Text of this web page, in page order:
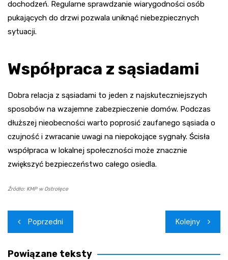
dochodzeń. Regularne sprawdzanie wiarygodności osób
pukających do drzwi pozwala uniknąć niebezpiecznych
sytuacji.
Współpraca z sąsiadami
Dobra relacja z sąsiadami to jeden z najskuteczniejszych
sposobów na wzajemne zabezpieczenie domów. Podczas
dłuższej nieobecności warto poprosić zaufanego sąsiada o
czujność i zwracanie uwagi na niepokojące sygnały. Ścisła
współpraca w lokalnej społeczności może znacznie
zwiększyć bezpieczeństwo całego osiedla.
Źródło: KMP w Ostrołęce
Nawigacja
wpisu
Poprzedni Kolejny
Powiązane teksty